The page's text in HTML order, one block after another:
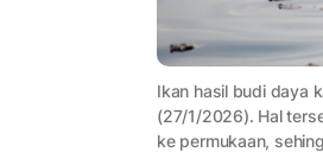
Ikan hasil budi daya
(27/1/2026). Hal
ke permukaan,